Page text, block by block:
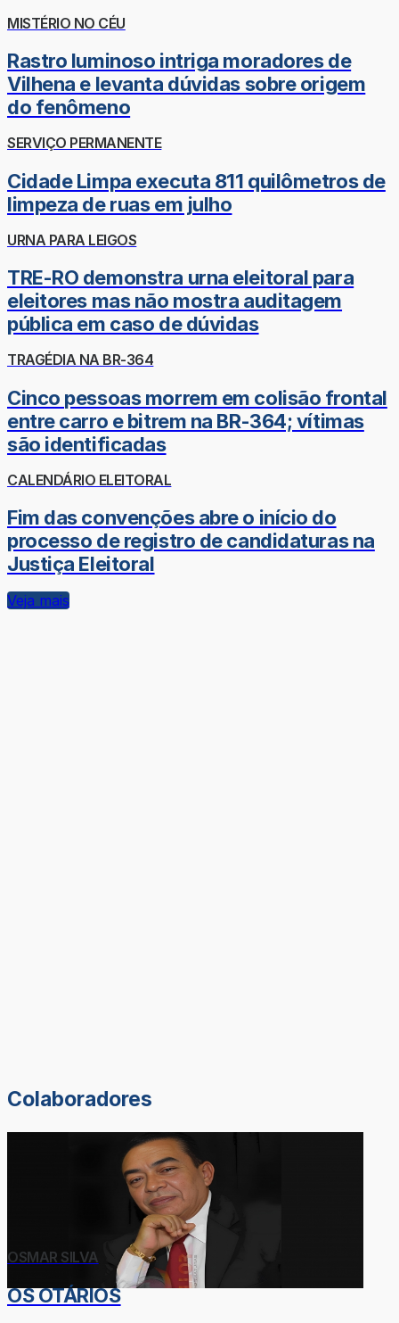
MISTÉRIO NO CÉU
Rastro luminoso intriga moradores de
Vilhena e levanta dúvidas sobre origem
do fenômeno
SERVIÇO PERMANENTE
Cidade Limpa executa 811 quilômetros de
limpeza de ruas em julho
URNA PARA LEIGOS
TRE-RO demonstra urna eleitoral para
eleitores mas não mostra auditagem
pública em caso de dúvidas
TRAGÉDIA NA BR-364
Cinco pessoas morrem em colisão frontal
entre carro e bitrem na BR-364; vítimas
são identificadas
CALENDÁRIO ELEITORAL
Fim das convenções abre o início do
processo de registro de candidaturas na
Justiça Eleitoral
Veja mais
Colaboradores
OSMAR SILVA
OS OTÁRIOS